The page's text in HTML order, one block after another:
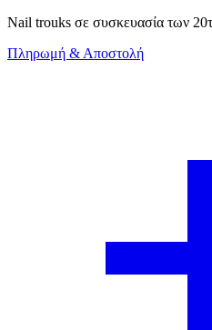
Nail trouks σε συσκευασία των
Πληρωμή & Αποστολή